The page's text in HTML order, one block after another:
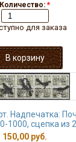
Количество: *
для заказа
Надпечатка:
1000, сцепка из
150,00 руб.